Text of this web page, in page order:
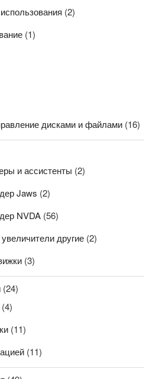
(2)
(1)
дисками и файлами (16)
и ассистенты (2)
Jaws (2)
NVDA (56)
другие (2)
(3)
(24)
(4)
(11)
(11)